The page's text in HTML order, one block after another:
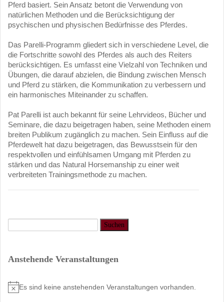
Pferd basiert. Sein Ansatz betont die Verwendung von
natürlichen Methoden und die Berücksichtigung der
psychischen und physischen Bedürfnisse des Pferdes.
Das Parelli-Programm gliedert sich in verschiedene Level, die
die Fortschritte sowohl des Pferdes als auch des Reiters
berücksichtigen. Es umfasst eine Vielzahl von Techniken und
Übungen, die darauf abzielen, die Bindung zwischen Mensch
und Pferd zu stärken, die Kommunikation zu verbessern und
ein harmonisches Miteinander zu schaffen.
Pat Parelli ist auch bekannt für seine Lehrvideos, Bücher und
Seminare, die dazu beigetragen haben, seine Methoden einem
breiten Publikum zugänglich zu machen. Sein Einfluss auf die
Pferdewelt hat dazu beigetragen, das Bewusstsein für den
respektvollen und einfühlsamen Umgang mit Pferden zu
stärken und das Natural Horsemanship zu einer weit
verbreiteten Trainingsmethode zu machen.
Anstehende Veranstaltungen
Hinweis
Es sind keine anstehenden Veranstaltungen vorhanden.